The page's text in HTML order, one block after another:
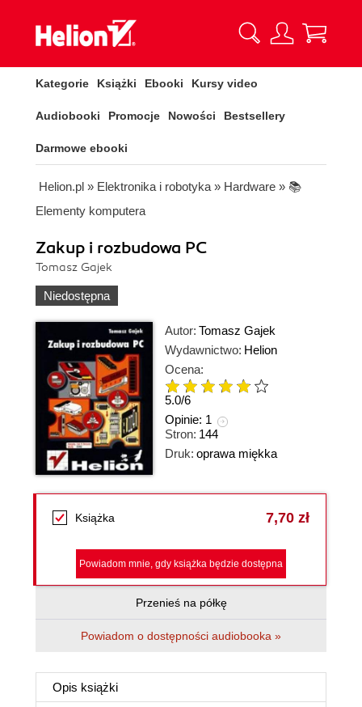
Kategorie Książki Ebooki Kursy video
Audiobooki Promocje Nowości Bestsellery
Darmowe ebooki
Helion.pl » Elektronika i robotyka » Hardware » 📚
Elementy komputera
Zakup i rozbudowa PC
Tomasz Gajek
Niedostępna
Autor: Tomasz Gajek
Wydawnictwo: Helion
Ocena:
5.0/6
Opinie: 1
Stron: 144
Druk: oprawa miękka
Książka 7,70 zł
Powiadom mnie, gdy książka będzie dostępna
Przenieś na półkę
Powiadom o dostępności audiobooka »
Opis książki